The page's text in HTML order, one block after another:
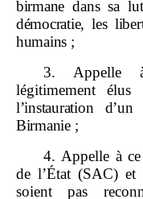
birmane dans sa
démocratie, les
humains ;
3. Appelle à
légitimement
l’instauration
Birmanie ;
4. Appelle à
de l’État (SAC) et
soient pas